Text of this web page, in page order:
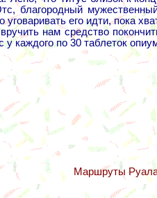
благородный
его идти, пока
нам средство
у каждого по 30 таблеток
Маршруты